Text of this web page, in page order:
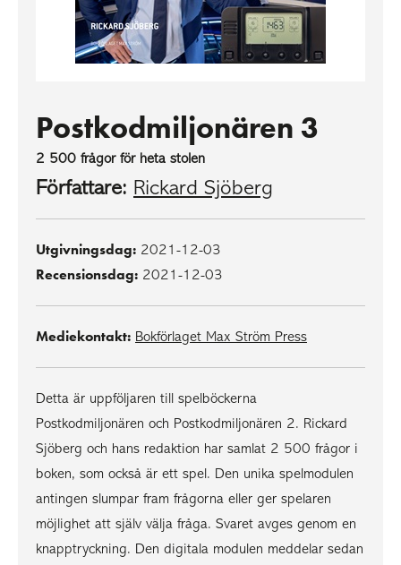
Postkodmiljonären 3
2 500 frågor för heta stolen
Författare: Rickard Sjöberg
Utgivningsdag: 2021-12-03
Recensionsdag: 2021-12-03
Mediekontakt: Bokförlaget Max Ström Press
Detta är uppföljaren till spelböckerna
Postkodmiljonären och Postkodmiljonären 2. Rickard
Sjöberg och hans redaktion har samlat 2 500 frågor i
boken, som också är ett spel. Den unika spelmodulen
antingen slumpar fram frågorna eller ger spelaren
möjlighet att själv välja fråga. Svaret avges genom en
knapptryckning. Den digitala modulen meddelar sedan